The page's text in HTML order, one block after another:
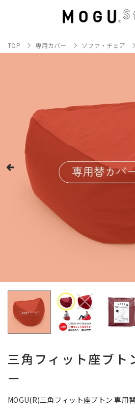
TOP 専用カバー ソファ・チェア
三角フィット座ブト
ー
MOGU(R)三角フィット座ブトン 専用